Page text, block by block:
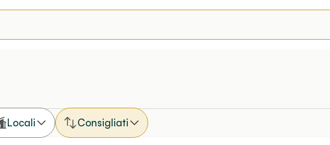
Locali Consigliati